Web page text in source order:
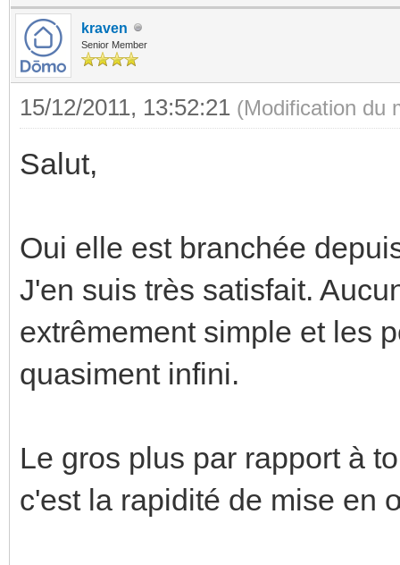
kraven
Senior Member
15/12/2011, 13:52:21 (Modification du
Salut,
Oui elle est branchée
J'en suis très satisfait.
extrêmement simple et les
quasiment infini.
Le gros plus par rapport à
c'est la rapidité de mise en